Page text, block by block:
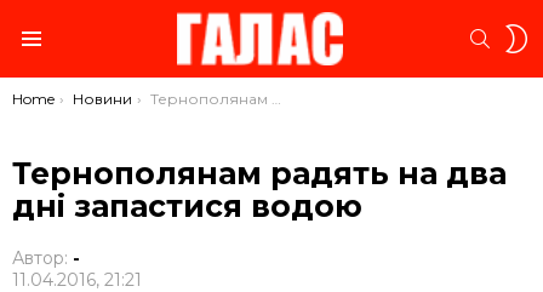
You are here:
Home Новини Тернополянам радять на два дні запастися водою
Тернополянам радять на два
дні запастися водою
Автор: -
11.04.2016, 21:21